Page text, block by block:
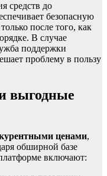
средств до
безопасную
после того, как
В случае
поддержки
проблему в пользу
выгодные
ценами,
обширной базе
включают: